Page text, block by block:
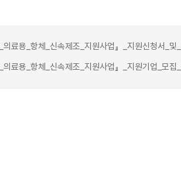
료용_항체_신속제조_지원사업』_지원신청서_
료용_항체_신속제조_지원사업』_지원기업_모